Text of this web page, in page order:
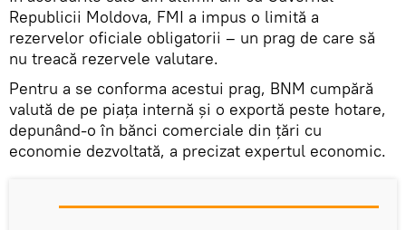
Republicii Moldova, FMI a impus o limită a
rezervelor oficiale obligatorii – un prag de care să
nu treacă rezervele valutare.
Pentru a se conforma acestui prag, BNM cumpără
valută de pe piața internă și o exportă peste hotare,
depunând-o în bănci comerciale din țări cu
economie dezvoltată, a precizat expertul economic.